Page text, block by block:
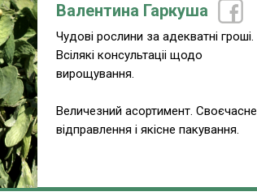
Валентина Гаркуша
Чудові рослини за адекватні гроші.
Всілякі консультаціі щодо
вирощування.
Величезний асортимент. Своєчасне
відправлення і якісне пакування.